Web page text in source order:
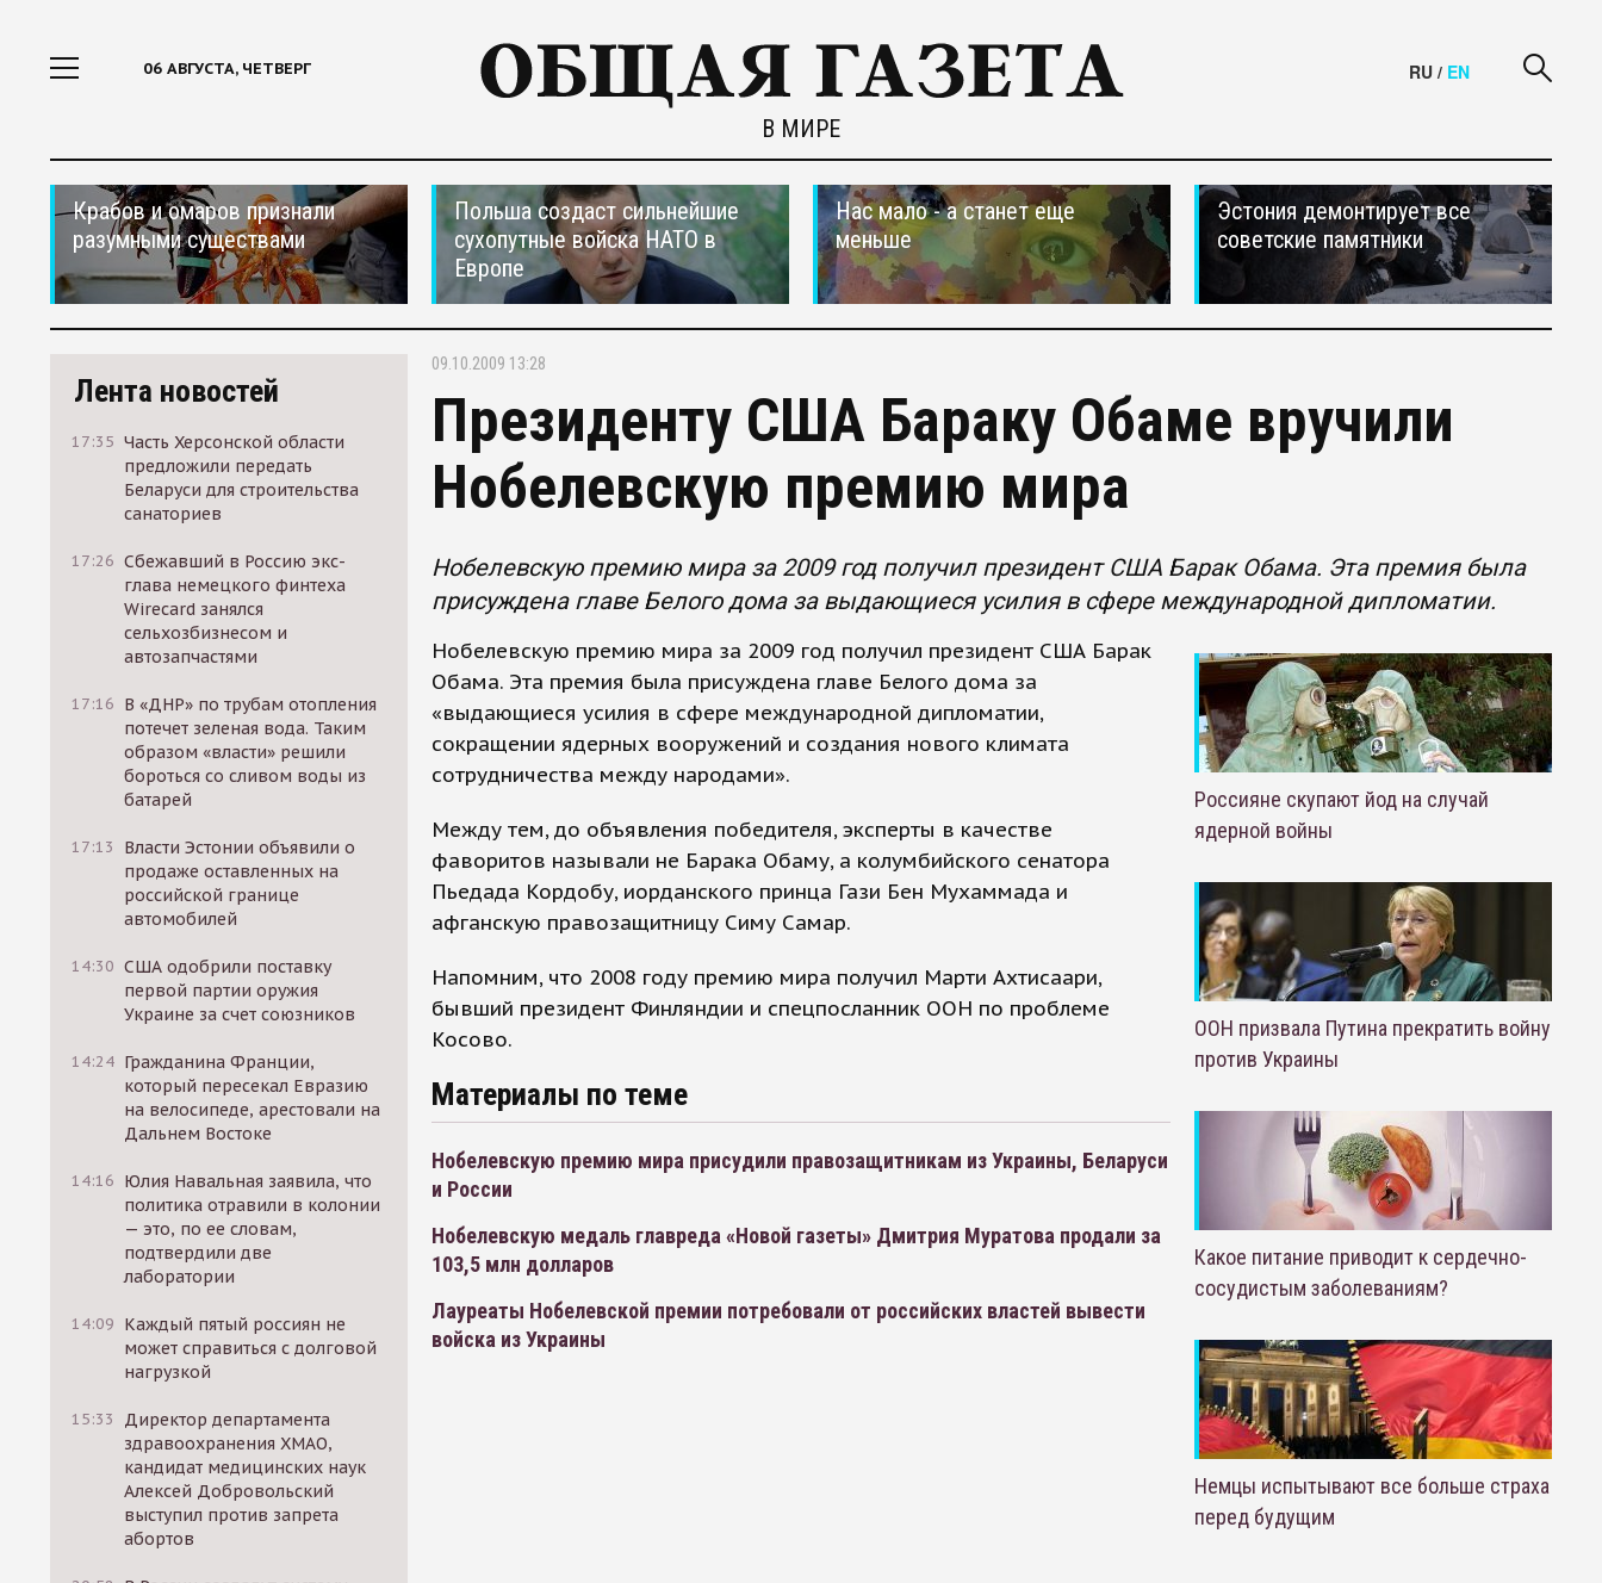
06 АВГУСТА, ЧЕТВЕРГ
В МИРЕ
RU / EN
Крабов и омаров признали
разумными существами
Польша создаст сильнейшие
сухопутные войска НАТО в
Европе
Нас мало - а станет еще
меньше
Эстония демонтирует все
советские памятники
Лента новостей
17:35 Часть Херсонской области
предложили передать
Беларуси для строительства
санаториев
17:26 Сбежавший в Россию экс-
глава немецкого финтеха
Wirecard занялся
сельхозбизнесом и
автозапчастями
17:16 В «ДНР» по трубам отопления
потечет зеленая вода. Таким
образом «власти» решили
бороться со сливом воды из
батарей
17:13
Власти Эстонии объявили о
продаже оставленных на
российской границе
автомобилей
14:30 США одобрили поставку
первой партии оружия
Украине за счет союзников
14:24 Гражданина Франции,
который пересекал Евразию
на велосипеде, арестовали на
Дальнем Востоке
14:16 Юлия Навальная заявила, что
политика отравили в колонии
— это, по ее словам,
подтвердили две
лаборатории
14:09 Каждый пятый россиян не
может справиться с долговой
нагрузкой
15:33
Директор департамента
здравоохранения ХМАО,
кандидат медицинских наук
Алексей Добровольский
выступил против запрета
абортов
09.10.2009 13:28
Президенту США Бараку Обаме вручили
Нобелевскую премию мира
Нобелевскую премию мира за 2009 год получил президент США Барак Обама. Эта премия была
присуждена главе Белого дома за выдающиеся усилия в сфере международной дипломатии.
Нобелевскую премию мира за 2009 год получил президент США Барак
Обама. Эта премия была присуждена главе Белого дома за
«выдающиеся усилия в сфере международной дипломатии,
сокращении ядерных вооружений и создания нового климата
сотрудничества между народами».
Между тем, до объявления победителя, эксперты в качестве
фаворитов называли не Барака Обаму, а колумбийского сенатора
Пьедада Кордобу, иорданского принца Гази Бен Мухаммада и
афганскую правозащитницу Симу Самар.
Напомним, что 2008 году премию мира получил Марти Ахтисаари,
бывший президент Финляндии и спецпосланник ООН по проблеме
Косово.
Материалы по теме
Нобелевскую премию мира присудили правозащитникам из Украины, Беларуси
и России
Нобелевскую медаль главреда «Новой газеты» Дмитрия Муратова продали за
103,5 млн долларов
Лауреаты Нобелевской премии потребовали от российских властей вывести
войска из Украины
Россияне скупают йод на случай
ядерной войны
ООН призвала Путина прекратить войну
против Украины
Какое питание приводит к сердечно-
сосудистым заболеваниям?
Немцы испытывают все больше страха
перед будущим